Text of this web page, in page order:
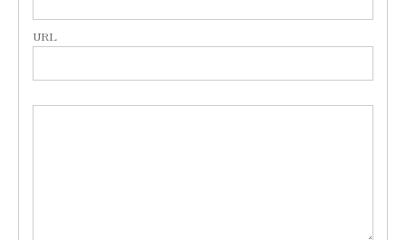
URL